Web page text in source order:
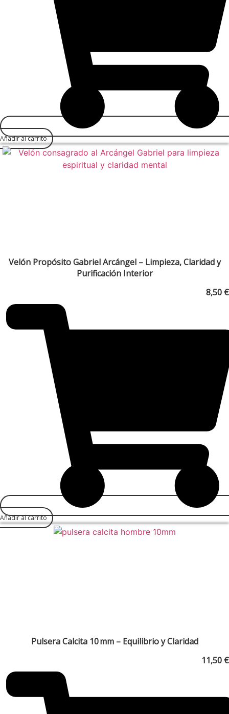
Añadir al carrito
Velón Propósito Gabriel Arcángel – Limpieza, Claridad y
Purificación Interior
8,50 €
Añadir al carrito
Pulsera Calcita 10 mm – Equilibrio y Claridad
11,50 €